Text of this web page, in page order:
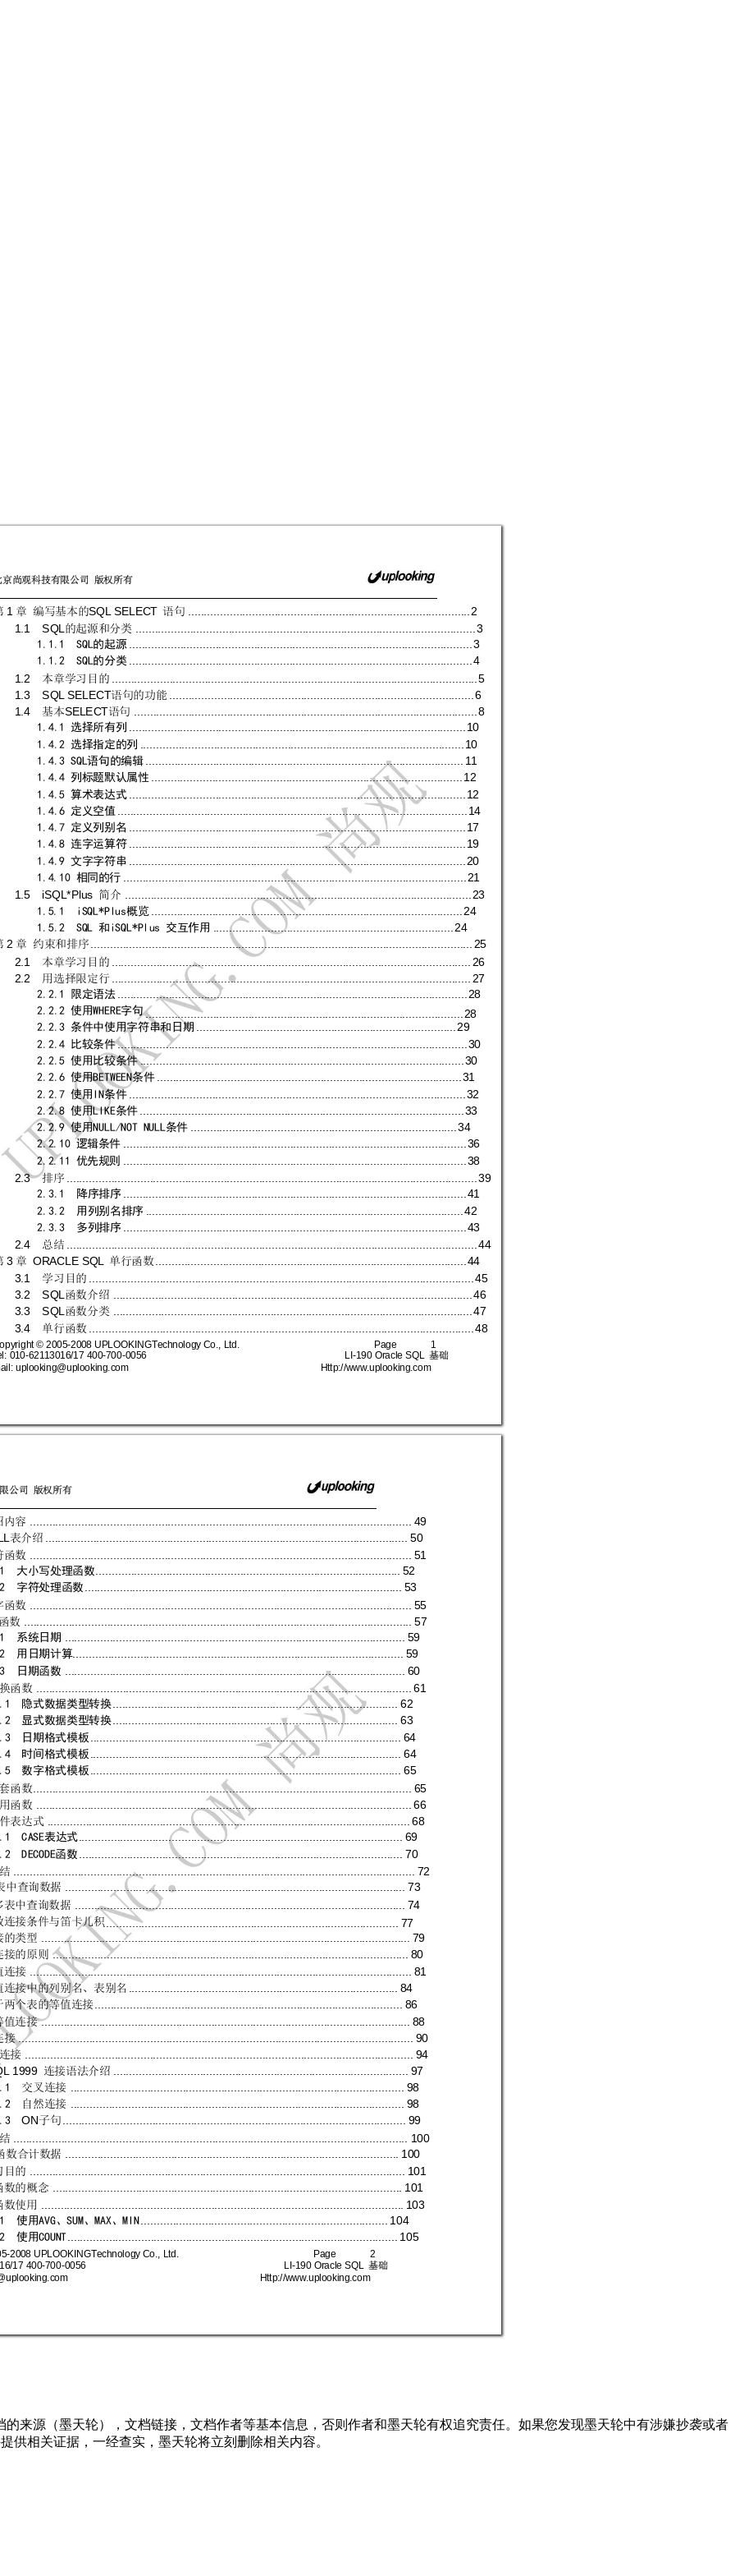
京尚观科技有限公司 版权所有
© 2005-2008 UPL OOKINGTechnology Co., Ltd.
Page
: 010-621 13016/17 400-700-0056 -190 Oracle SQ 基础
uplooking@uplooking.com Http://www.uplooking.com
1
1 章 编写基本的SQL SELECT 语句
2
1.1  SQL 的起源和分类 3
1.1.1  SQL的起源 3
1.1.2  SQL的分类
4
1.2
本章学习目的
5
1.3  SQL SELECT语句的功能
6
1.4 基本SELECT语句 ...........................................................................................................8
1.4.1 选择所有列 .........................................................................................................10
1.4.2 选择指定的列 10
1.4.3 SQL语句的编辑 ................................................................................................... 11
1.4.4 列标题默认属性 ................................................................................................ 12
1.4.5 算术表达式 ......................................................................................................... 12
1.4.6 定义空值 ............................................................................................................. 14
1.4.7 定义列别名 ......................................................................................................... 17
1.4.8 连字运算符 .........................................................................................................19
1.4.9 文字字符串 ......................................................................................................... 20
1.4.10 相同的行 ...........................................................................................................
21
1.5  iSQL*Plus 简介 ............................................................................................................23
1.5.1 iSQL*Plus概览 ................................................................................................ 24
1.5.2 SQL 和 iSQL*Pl us 交互作用 ........................................................................... 24
2 章 约束和排序 .......................................................................................................................
25
2.1
本章学习目的 ................................................................................................................
26
2.2
用选择限定行 ................................................................................................................ 27
2.2.1 限定语法 ............................................................................................................. 28
2.2.2 使用WHERE字句 ................................................................................................... 28
2.2.3 条件中使用字符串和日期 .................................................................................29
2.2.4 比较条件............................................................................................................. 30
2.2.5 使用比较条件..................................................................................................... 30
2.2.6 使用BETWEEN条件 31
2.2.7 使用 IN条件 32
2.2.8 使用LIKE条件 33
2.2.9 使用NULL/NOT NULL条件 34
2.2.10 逻辑条件 ...........................................................................................................36
2.2.11 优先规则
38
2.3 排序 39
2.3.1 降序排序 41
2.3.2 用列别名排序 42
2.3.3 多列排序
43
2.4
总结 ................................................................................................................................44
3 章 ORACLE SQL 单行函数
44
3.1
学习目的
45
3.2  SQL
函数介绍
46
3.3  SQL函数分类 ................................................................................................................47
3.4
单行函数 48
公司 版权所有
-2008 UPLOOKINGTechnology Co., Ltd. Page
17 400-700-0056 LI-190 Oracle SQL 基础
ooking.com Http://www.uplooking.com
2
内容
49
表介绍 ................................................................................................................. 50
函数 51
大小写处理函数 52
字符处理函数
53
函数
55
数 57
系统日期 59
用日期计算....................................................................................................... 59
日期函数 .......................................................................................................... 60
函数 ..................................................................................................................... 61
隐式数据类型转换 ......................................................................................... 62
显式数据类型转换 ......................................................................................... 63
3 日期格式模板 ................................................................................................ 64
时间格式模板 ................................................................................................ 64
数字格式模板 ................................................................................................
65
函数 ......................................................................................................................
65
函数 .....................................................................................................................
66
表达式 ................................................................................................................. 68
CASE表达式 ..................................................................................................... 69
DECODE函数 .....................................................................................................
70
............................................................................................................................. 72
中查询数据 ..........................................................................................................
73
表中查询数据 .......................................................................................................
74
连接条件与笛卡儿积............................................................................................ 77
的类型 ...................................................................................................................
79
接的原则 ............................................................................................................... 80
连接 .......................................................................................................................
81
连接中的列别名、表别名
84
两个表的等值连接................................................................................................ 86
值连接 ...................................................................................................................
88
接 ...........................................................................................................................
90
接
94
1999 连接语法介绍 ............................................................................................ 97
交叉连接 98
自然连接 98
ON子句
99
100
数合计数据
100
目的
101
数的概念 ............................................................................................................. 101
数使用 103
使用AVG、 SUM、 MAX 、 MIN 104
使用COUNT 105
的来源（墨天轮），文档链接，文档作者等基本信息，否则作者和墨天轮有权追究责任。如果您发现墨天轮中有涉嫌抄袭或者
供相关证据，一经查实，墨天轮将立刻删除相关内容。